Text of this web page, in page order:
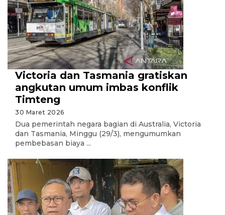
Victoria dan Tasmania gratiskan
angkutan umum imbas konflik
Timteng
30 Maret 2026
Dua pemerintah negara bagian di Australia, Victoria
dan Tasmania, Minggu (29/3), mengumumkan
pembebasan biaya ...